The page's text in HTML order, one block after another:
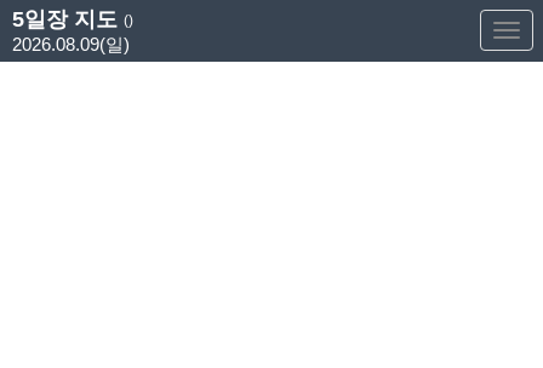
5일장 지도 ()
2026.08.09(일)